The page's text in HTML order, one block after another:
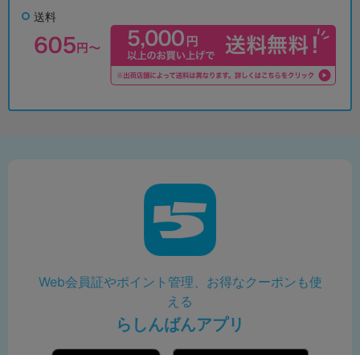
送料
Web会員証やポイント管理、お得なクーポンも使
える
らしんばんアプリ